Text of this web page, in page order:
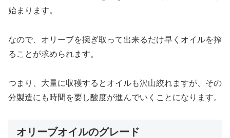
始まります。
なので、オリーブを捥ぎ取って出来るだけ早くオイルを搾
ることが求められます。
つまり、大量に収穫するとオイルも沢山絞れますが、その
分製造にも時間を要し酸度が進んでいくことになります。
オリーブオイルのグレード